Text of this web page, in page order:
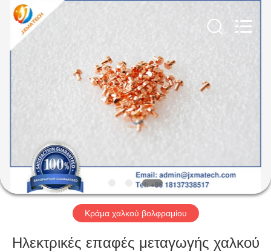
ΣΠΊΤΙ
ΠΡΟΪΌΝΤΑ
ΠΕΡΊΠΟΥ
ΕΜΕΊΣ
ΓΎΡΟΣ
ΕΡΓΟΣΤΑΣΊΩΝ
Rights
Reserved.
Developed
ECER
Κράμα χαλκού βολφραμίου
Ηλεκτρικές επαφές μεταγωγής χαλκού